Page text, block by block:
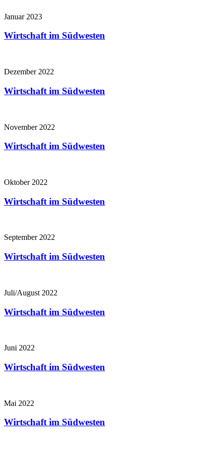
Januar 2023
Wirtschaft im Südwesten
Dezember 2022
Wirtschaft im Südwesten
November 2022
Wirtschaft im Südwesten
Oktober 2022
Wirtschaft im Südwesten
September 2022
Wirtschaft im Südwesten
Juli/August 2022
Wirtschaft im Südwesten
Juni 2022
Wirtschaft im Südwesten
Mai 2022
Wirtschaft im Südwesten